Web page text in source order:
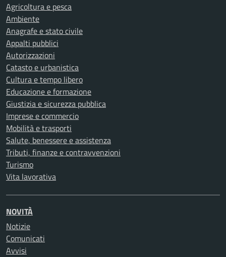
Agricoltura e pesca
Ambiente
Anagrafe e stato civile
Appalti pubblici
Autorizzazioni
Catasto e urbanistica
Cultura e tempo libero
Educazione e formazione
Giustizia e sicurezza pubblica
Imprese e commercio
Mobilità e trasporti
Salute, benessere e assistenza
Tributi, finanze e contravvenzioni
Turismo
Vita lavorativa
NOVITÀ
Notizie
Comunicati
Avvisi